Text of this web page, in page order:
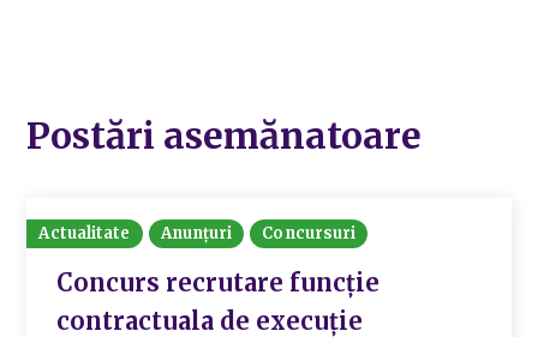
Postări asemănatoare
Actualitate Anunțuri Concursuri
Concurs recrutare funcție
contractuala de execuție